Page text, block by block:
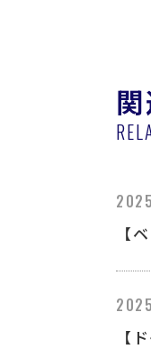
【
【